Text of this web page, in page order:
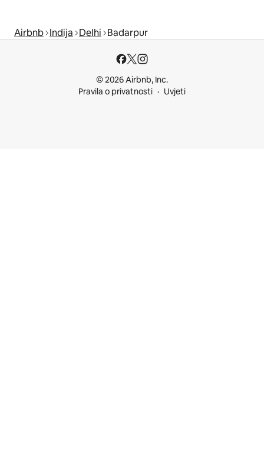
Airbnb Indija Delhi Badarpur
© 2026 Airbnb, Inc.
Pravila o privatnosti
Uvjeti